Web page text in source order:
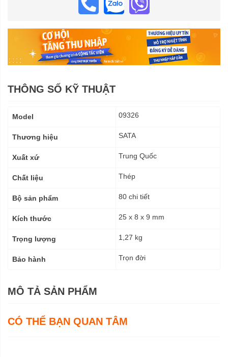
THÔNG SỐ KỸ THUẬT
kỹ
Model 09326
Thương hiệu SATA
Xuất xứ Trung Quốc
Chất liệu Thép
Bộ sản phẩm 80 chi tiết
Kích thước 25 x 8 x 9 mm
Trọng lượng 1,27 kg
Bảo hành Trọn đời
MÔ TẢ SẢN PHẨM
CÓ THỂ BẠN QUAN TÂM